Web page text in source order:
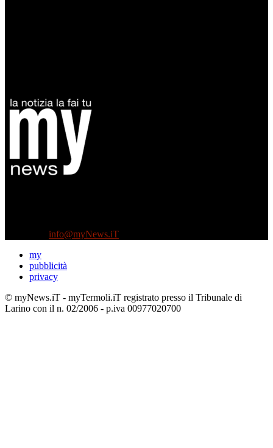
info@myNews.iT
my
pubblicità
privacy
© myNews.iT - myTermoli.iT registrato presso il Tribunale di
Larino con il n. 02/2006 - p.iva 00977020700